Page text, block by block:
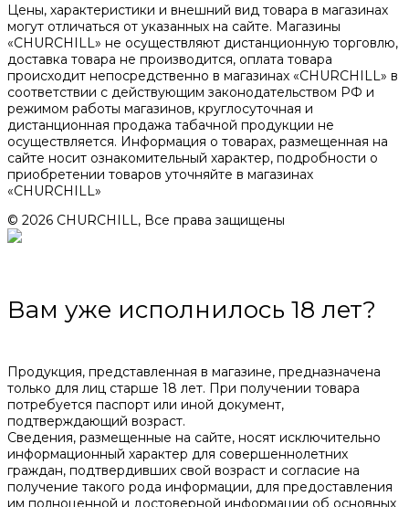
Цены, характеристики и внешний вид товара в магазинах
могут отличаться от указанных на сайте. Магазины
«CHURCHILL» не осуществляют дистанционную торговлю,
доставка товара не производится, оплата товара
происходит непосредственно в магазинах «CHURCHILL» в
соответствии с действующим законодательством РФ и
режимом работы магазинов, круглосуточная и
дистанционная продажа табачной продукции не
осуществляется. Информация о товарах, размещенная на
сайте носит ознакомительный характер, подробности о
приобретении товаров уточняйте в магазинах
«CHURCHILL»
© 2026 CHURCHILL, Все права защищены
Вам уже исполнилось 18 лет?
Продукция, представленная в магазине, предназначена
только для лиц старше 18 лет. При получении товара
потребуется паспорт или иной документ,
подтверждающий возраст.
Сведения, размещенные на сайте, носят исключительно
информационный характер для совершеннолетних
граждан, подтвердивших свой возраст и согласие на
получение такого рода информации, для предоставления
им полноценной и достоверной информации об основных